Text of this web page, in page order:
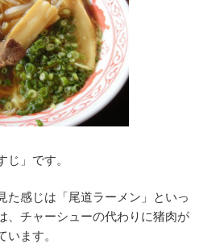
じ」です。
た感じは「尾道ラーメン」といっ
、チャーシューの代わりに猪肉が
います。